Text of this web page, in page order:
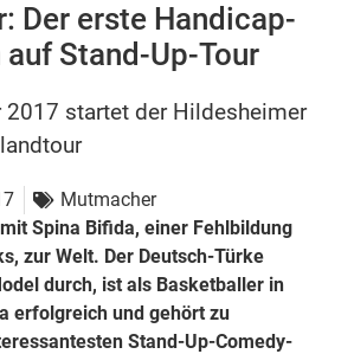
Der erste Handicap-
Stand-Up-Tour
2017 startet der Hildesheimer
Mutmacher
Spina Bifida, einer Fehlbildung
zur Welt. Der Deutsch-Türke
durch, ist als Basketballer in
erfolgreich und gehört zu
Stand-Up-Comedy-